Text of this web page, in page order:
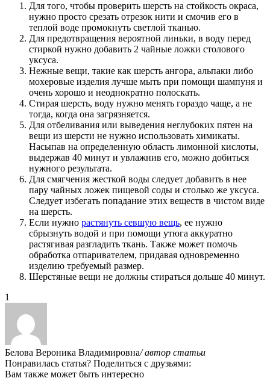
Для того, чтобы проверить шерсть на стойкость окраса,
нужно просто срезать отрезок нити и смочив его в
теплой воде промокнуть светлой тканью.
Для предотвращения вероятной линьки, в воду перед
стиркой нужно добавить 2 чайные ложки столового
уксуса.
Нежные вещи, такие как шерсть ангора, альпаки либо
мохеровые изделия лучше мыть при помощи шампуня и
очень хорошо и неоднократно полоскать.
Стирая шерсть, воду нужно менять гораздо чаще, а не
тогда, когда она загрязняется.
Для отбеливания или выведения неглубоких пятен на
вещи из шерсти не нужно использовать химикаты.
Насыпав на определенную область лимонной кислоты,
выдержав 40 минут и увлажнив его, можно добиться
нужного результата.
Для смягчения жесткой воды следует добавить в нее
пару чайных ложек пищевой соды и столько же уксуса.
Следует избегать попадание этих веществ в чистом виде
на шерсть.
Если нужно растянуть севшую вещь, ее нужно
сбрызнуть водой и при помощи утюга аккуратно
растягивая разгладить ткань. Также может помочь
обработка отпаривателем, придавая одновременно
изделию требуемый размер.
Шерстяные вещи не должны стираться дольше 40 минут.
1
Белова Вероника Владимировна/ автор статьи
Понравилась статья? Поделиться с друзьями:
Вам также может быть интересно